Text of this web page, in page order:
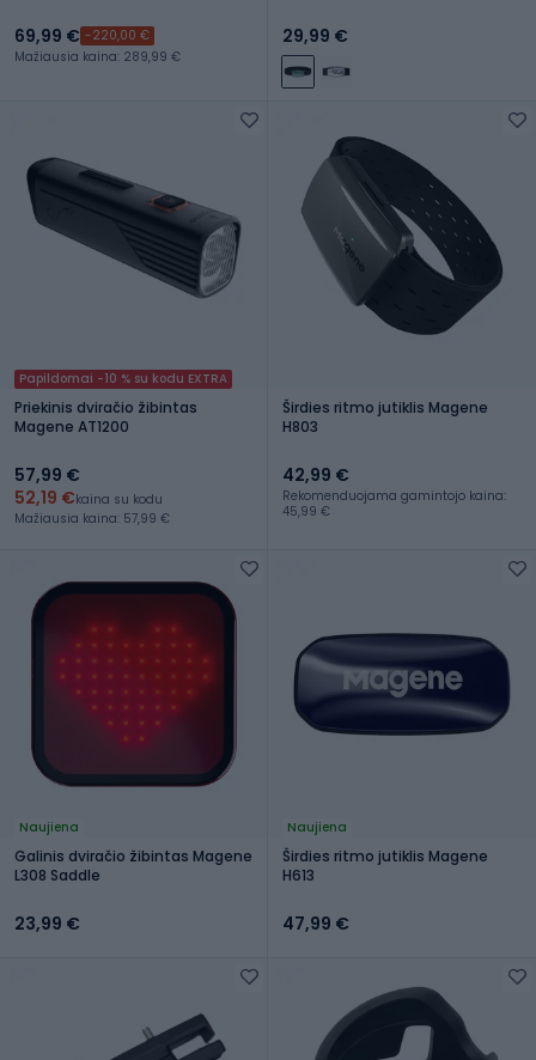
69,99 € -220,00 €
Mažiausia kaina: 289,99 €
29,99 €
Papildomai -10 % su kodu EXTRA
Priekinis dviračio žibintas
Magene AT1200
57,99 €
52,19 €kaina su kodu
Mažiausia kaina: 57,99 €
Širdies ritmo jutiklis Magene
H803
42,99 €
Rekomenduojama gamintojo kaina:
45,99 €
Naujiena
Galinis dviračio žibintas Magene
L308 Saddle
23,99 €
Naujiena
Širdies ritmo jutiklis Magene
H613
47,99 €